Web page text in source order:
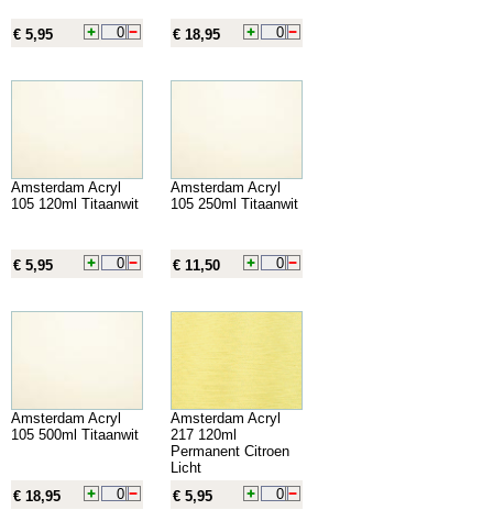
€ 5,95 € 18,95
Amsterdam Acryl
105 120ml Titaanwit
€ 5,95
Amsterdam Acryl
105 250ml Titaanwit
€ 11,50
Amsterdam Acryl
105 500ml Titaanwit
€ 18,95
Amsterdam Acryl
217 120ml
Permanent Citroen
Licht
€ 5,95